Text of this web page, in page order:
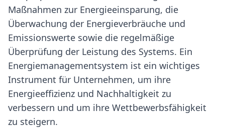
Maßnahmen zur Energieeinsparung, die
Überwachung der Energieverbräuche und
Emissionswerte sowie die regelmäßige
Überprüfung der Leistung des Systems. Ein
Energiemanagementsystem ist ein wichtiges
Instrument für Unternehmen, um ihre
Energieeffizienz und Nachhaltigkeit zu
verbessern und um ihre Wettbewerbsfähigkeit
zu steigern.